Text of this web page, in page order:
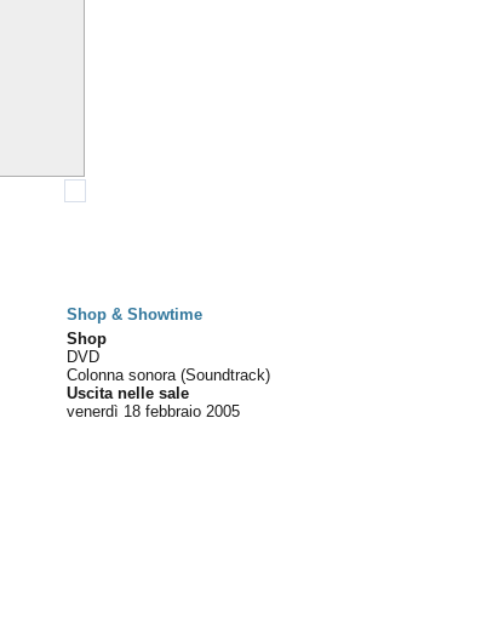
Shop & Showtime
Shop
DVD
Colonna sonora (Soundtrack)
Uscita nelle sale
venerdì 18 febbraio 2005